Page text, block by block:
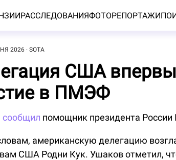
РАССЛЕДОВАНИЯФОТОРЕПОРТАЖИ
2026 SOTA
США
в ПМЭФ
сообщил помощник президента
американскую делегацию
США Родни Кук. Ушаков отметил,